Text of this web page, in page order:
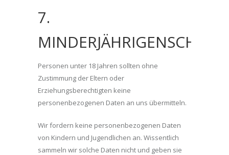
7.
MINDERJÄHRIGENSCHUTZ
Personen unter 18 Jahren sollten ohne
Zustimmung der Eltern oder
Erziehungsberechtigten keine
personenbezogenen Daten an uns übermitteln.
Wir fordern keine personenbezogenen Daten
von Kindern und Jugendlichen an. Wissentlich
sammeln wir solche Daten nicht und geben sie